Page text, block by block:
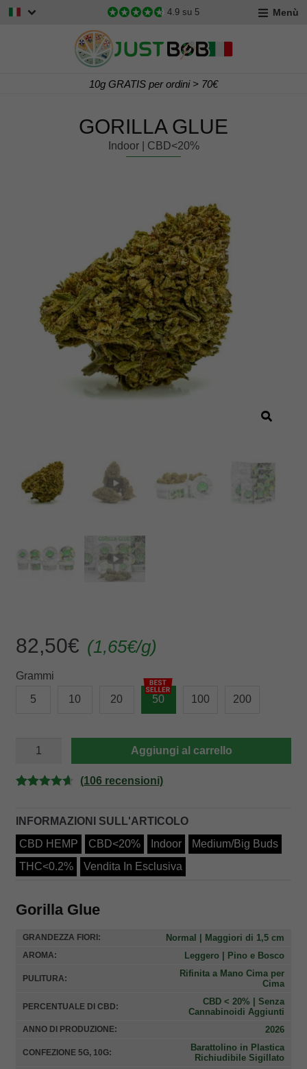
4.9 su 5 Menù
Consegna Gratis per ordini > 60€
GORILLA GLUE
Indoor | CBD<20%
82,50€ (1,65€/g)
Grammi
5
10 20 50 100 200
GLUE
Aggiungi al carrello
4.65su 5
recensioni
(106 recensioni)
INFORMAZIONI SULL'ARTICOLO
CBD HEMP
CBD<20% Indoor
Medium/Big Buds
THC<0.2%
Vendita In Esclusiva
Gorilla Glue
GRANDEZZA FIORI: Normal | Maggiori di 1,5 cm
AROMA: Leggero | Pino e Bosco
PULITURA:
Rifinita a Mano Cima per
Cima
PERCENTUALE DI CBD:
CBD < 20% | Senza
Cannabinoidi Aggiunti
ANNO DI PRODUZIONE: 2026
CONFEZIONE 5G, 10G:
Barattolino in Plastica
Richiudibile Sigillato